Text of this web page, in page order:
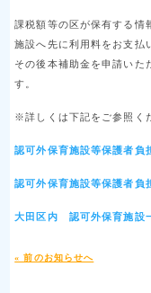
課税額等の区が保有する情
施設へ先に利用料をお支払
その後本補助金を申請いた
す。
※詳しくは下記をご参照く
認可外保育施設等保護者負
認可外保育施設等保護者負
大田区内 認可外保育施設
« 前のお知らせへ